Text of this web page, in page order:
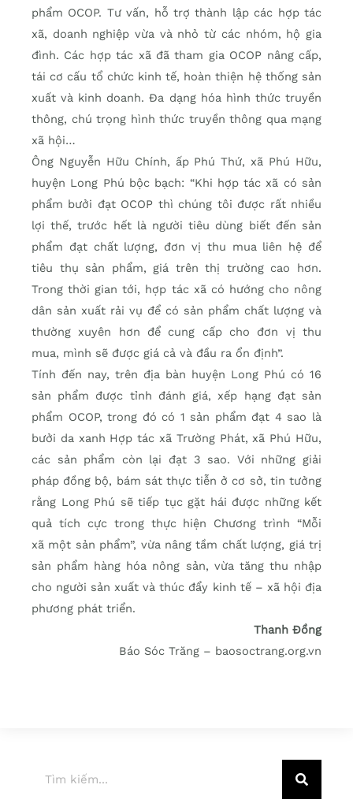
phẩm OCOP. Tư vấn, hỗ trợ thành lập các hợp tác
xã, doanh nghiệp vừa và nhỏ từ các nhóm, hộ gia
đình. Các hợp tác xã đã tham gia OCOP nâng cấp,
tái cơ cấu tổ chức kinh tế, hoàn thiện hệ thống sản
xuất và kinh doanh. Đa dạng hóa hình thức truyền
thông, chú trọng hình thức truyền thông qua mạng
xã hội…
Ông Nguyễn Hữu Chính, ấp Phú Thứ, xã Phú Hữu,
huyện Long Phú bộc bạch: “Khi hợp tác xã có sản
phẩm bưởi đạt OCOP thì chúng tôi được rất nhiều
lợi thế, trước hết là người tiêu dùng biết đến sản
phẩm đạt chất lượng, đơn vị thu mua liên hệ để
tiêu thụ sản phẩm, giá trên thị trường cao hơn.
Trong thời gian tới, hợp tác xã có hướng cho nông
dân sản xuất rải vụ để có sản phẩm chất lượng và
thường xuyên hơn để cung cấp cho đơn vị thu
mua, mình sẽ được giá cả và đầu ra ổn định”.
Tính đến nay, trên địa bàn huyện Long Phú có 16
sản phẩm được tỉnh đánh giá, xếp hạng đạt sản
phẩm OCOP, trong đó có 1 sản phẩm đạt 4 sao là
bưởi da xanh Hợp tác xã Trường Phát, xã Phú Hữu,
các sản phẩm còn lại đạt 3 sao. Với những giải
pháp đồng bộ, bám sát thực tiễn ở cơ sở, tin tưởng
rằng Long Phú sẽ tiếp tục gặt hái được những kết
quả tích cực trong thực hiện Chương trình “Mỗi
xã một sản phẩm”, vừa nâng tầm chất lượng, giá trị
sản phẩm hàng hóa nông sản, vừa tăng thu nhập
cho người sản xuất và thúc đẩy kinh tế – xã hội địa
phương phát triển.
Thanh Đồng
Báo Sóc Trăng – baosoctrang.org.vn